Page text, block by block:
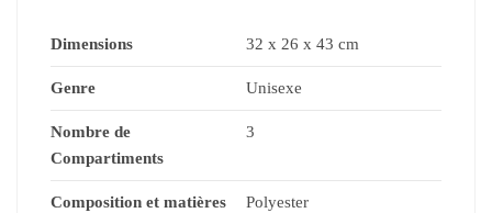
Dimensions 32 x 26 x 43 cm
Genre Unisexe
Nombre de
Compartiments
3
Composition et matières Polyester